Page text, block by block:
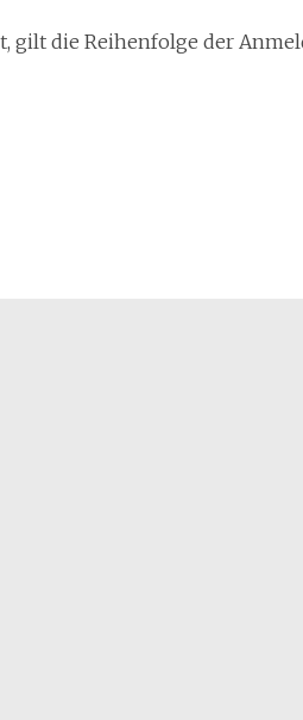
gilt die Reihenfolge der